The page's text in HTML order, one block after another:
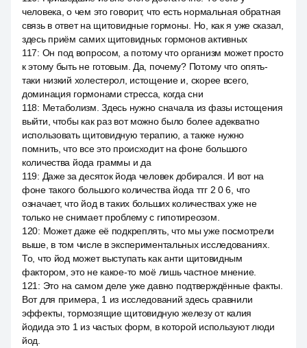
человека, о чем это говорит, что есть нормальная обратная
связь в ответ на щитовидные гормоны. Но, как я уже сказал,
здесь приём самих щитовидных гормонов активных
117: Он под вопросом, а потому что организм может просто
к этому быть не готовым. Да, почему? Потому что опять-
таки низкий холестерол, истощение и, скорее всего,
доминация гормонами стресса, когда сни
118: Метаболизм. Здесь нужно сначала из фазы истощения
выйти, чтобы как раз вот можно было более адекватно
использовать щитовидную терапию, а также нужно
помнить, что все это происходит на фоне большого
количества йода граммы и да
119: Даже за десяток йода человек добирался. И вот на
фоне такого большого количества йода ттг 2 0 6, что
означает, что йод в таких больших количествах уже не
только не снимает проблему с гипотиреозом.
120: Может даже её подкреплять, что мы уже посмотрели
выше, в том числе в экспериментальных исследованиях.
То, что йод может выступать как анти щитовидным
фактором, это не какое-то моё лишь частное мнение.
121 : Это на самом деле уже давно подтверждённые факты.
Вот для примера, 1 из исследований здесь сравнили
эффекты, тормозящие щитовидную железу от калия
йодида это 1 из частых форм, в которой используют люди
йод.